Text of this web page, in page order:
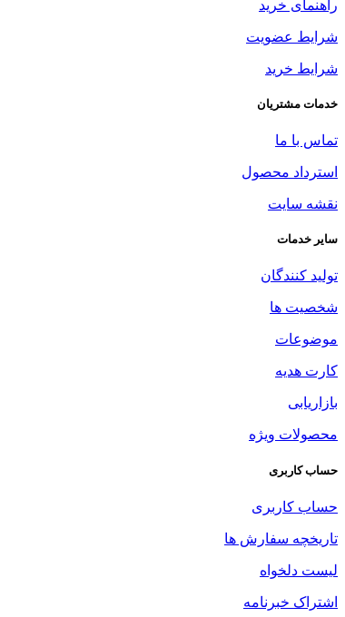
راهنمای خرید
شرایط عضویت
شرایط خرید
خدمات مشتریان
تماس با ما
استرداد محصول
نقشه سایت
سایر خدمات
تولید کنندگان
شخصیت ها
موضوعات
کارت هدیه
بازاریابی
محصولات ویژه
حساب کاربری
حساب کاربری
تاریخچه سفارش ها
لیست دلخواه
اشتراک خبرنامه